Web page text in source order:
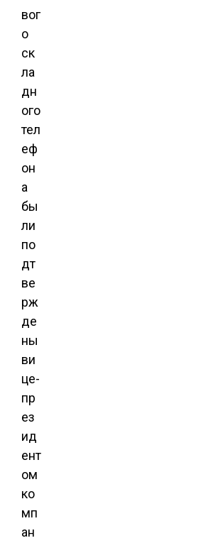
вог
о
ск
ла
дн
ого
тел
еф
он
а
бы
ли
по
дт
ве
рж
де
ны
ви
це-
пр
ез
ид
ент
ом
ко
мп
ан